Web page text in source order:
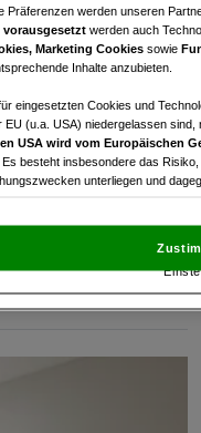
aufgeteilte 3-
- TOP 4
GmbH
Präferenzen werden unseren
werden auch
Marketing Cookies sowie
Inhalte anzubieten.
eingesetzten Cookies und
EU (u.a. USA) niedergelassen
USA wird vom Europäischen
Es besteht insbesondere das
unterliegen und
gegen die Verarbeitung auf der
die sich auf jeder Seite
Standortdaten.
auf einem Endgerät.